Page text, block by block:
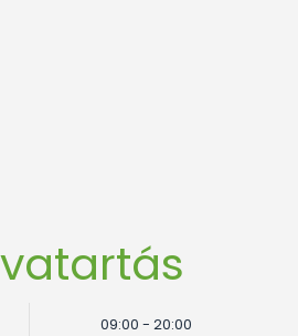
09:00 - 20:00